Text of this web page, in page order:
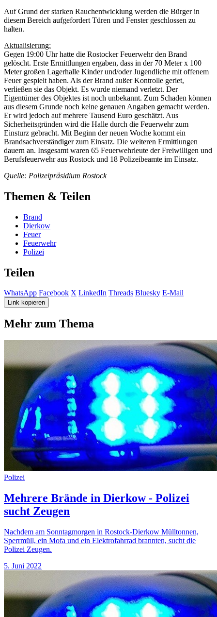
Auf Grund der starken Rauchentwicklung werden die Bürger in
diesem Bereich aufgefordert Türen und Fenster geschlossen zu
halten.
Aktualisierung:
Gegen 19:00 Uhr hatte die Rostocker Feuerwehr den Brand
gelöscht. Erste Ermittlungen ergaben, dass in der 70 Meter x 100
Meter großen Lagerhalle Kinder und/oder Jugendliche mit offenem
Feuer gespielt haben. Als der Brand außer Kontrolle geriet,
verließen sie das Objekt. Es wurde niemand verletzt. Der
Eigentümer des Objektes ist noch unbekannt. Zum Schaden können
aus diesem Grunde noch keine genauen Angaben gemacht werden.
Er wird jedoch auf mehrere Tausend Euro geschätzt. Aus
Sicherheitsgründen wird die Halle durch die Feuerwehr zum
Einsturz gebracht. Mit Beginn der neuen Woche kommt ein
Brandsachverständiger zum Einsatz. Die weiteren Ermittlungen
dauern an. Insgesamt waren 65 Feuerwehrleute der Freiwilligen und
Berufsfeuerwehr aus Rostock und 18 Polizeibeamte im Einsatz.
Quelle: Polizeipräsidium Rostock
Themen & Teilen
Brand
Dierkow
Feuer
Feuerwehr
Polizei
Teilen
WhatsApp Facebook X LinkedIn Threads Bluesky E-Mail
Link kopieren
Mehr zum Thema
Polizei
Mehrere Brände in Dierkow - Polizei
sucht Zeugen
Nachdem am Sonntagmorgen in Rostock-Dierkow Mülltonnen,
Sperrmüll, ein Mofa und ein Elektrofahrrad brannten, sucht die
Polizei Zeugen.
5. Juni 2022